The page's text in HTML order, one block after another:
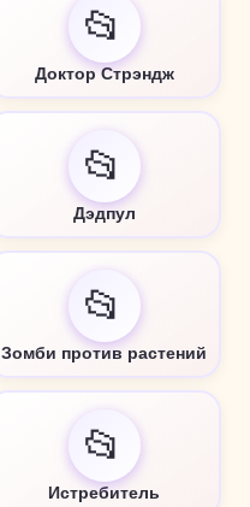
📂
Доктор Стрэндж
📂
Дэдпул
📂
Зомби против растений
📂
Истребитель